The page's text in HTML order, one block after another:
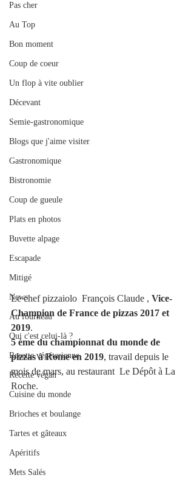
Pas cher
Au Top
Bon moment
Coup de coeur
Un flop à vite oublier
Décevant
Semie-gastronomique
Blogs que j'aime visiter
Gastronomique
Bistronomie
Coup de gueule
Plats en photos
Buvette alpage
Escapade
Mitigé
News
Au fourneau
Qui c'est celui-là ?
Recette végétarienne
Recette végan
Cuisine du monde
Brioches et boulange
Tartes et gâteaux
Apéritifs
Mets Salés
Le chef pizzaiolo  François Claude , Vice-
Champion de France de pizzas 2017 et
2019.
5 ème du championnat du monde de
pizzas à Rome en 2019, travail depuis le
mois de mars, au restaurant  Le Dépôt à La
Roche.